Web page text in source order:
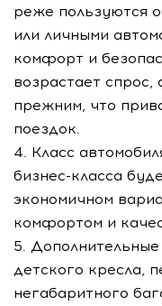
реже пользуются
или личными
комфорт и
возрастает спрос,
прежним, что
поездок.
4. Класс
бизнес-класса
экономичном
комфортом и
5.
детского кресла,
негабаритного